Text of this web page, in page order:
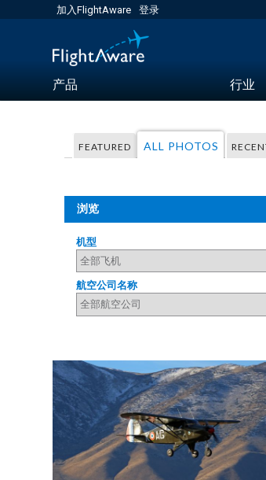
加入FlightAware 登录
产品 行业
FEATURED ALL PHOTOS
浏览
机型
航空公司名称